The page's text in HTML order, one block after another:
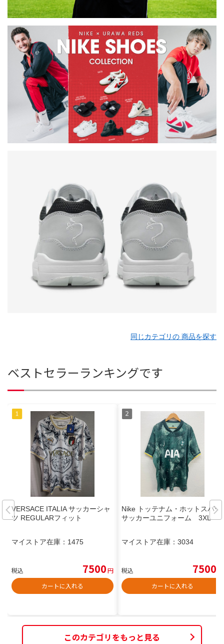
同じカテゴリの 商品を探す
ベストセラーランキングです
VERSACE ITALIA サッカーシャ
ツ REGULARフィット
マイストア在庫： 1475
税込 7500円
カートに入れる
Nike トッテナム・ホットスパー
サッカーユニフォーム 3XL
マイストア在庫： 3034
税込 7500
カートに入れる
このカテゴリをもっと見る